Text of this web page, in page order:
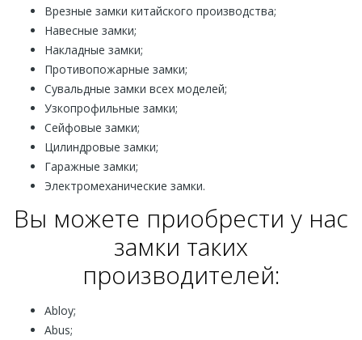
Врезные замки китайского производства;
Навесные замки;
Накладные замки;
Противопожарные замки;
Сувальдные замки всех моделей;
Узкопрофильные замки;
Сейфовые замки;
Цилиндровые замки;
Гаражные замки;
Электромеханические замки.
Вы можете приобрести у нас
замки таких
производителей:
Abloy;
Abus;